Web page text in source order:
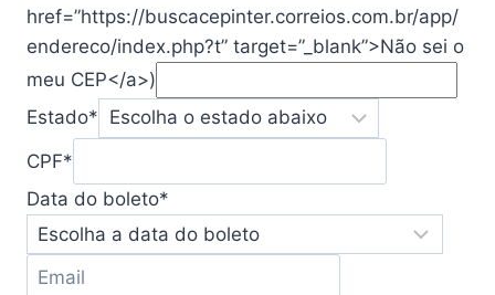
href=”https://buscacepinter.correios.com.br/app/
endereco/index.php?t” target=”_blank”>Não sei o
meu CEP</a>)
Estado*
CPF*
Data do boleto*